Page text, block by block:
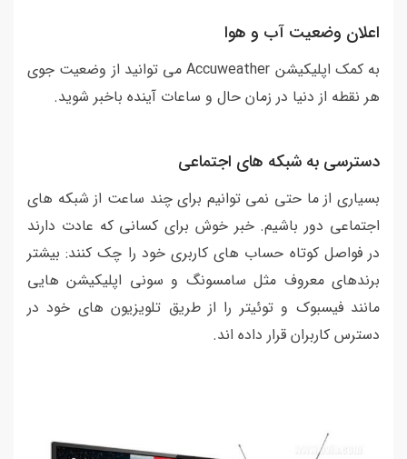
اعلان وضعیت آب و هوا
به کمک اپلیکیشن Accuweather می توانید از وضعیت جوی
هر نقطه از دنیا در زمان حال و ساعات آینده باخبر شوید.
دسترسی به شبکه های اجتماعی
بسیاری از ما حتی نمی توانیم برای چند ساعت از شبکه های
اجتماعی دور باشیم. خبر خوش برای کسانی که عادت دارند
در فواصل کوتاه حساب های کاربری خود را چک کنند: بیشتر
برندهای معروف مثل سامسونگ و سونی اپلیکیشن هایی
مانند فیسبوک و توئیتر را از طریق تلویزیون های خود در
دسترس کاربران قرار داده اند.